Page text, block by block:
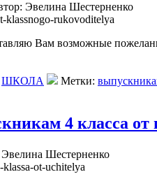
Эвелина Шестерненко
Вам возможные
ШКОЛА Метки:
4 класса от
Шестерненко